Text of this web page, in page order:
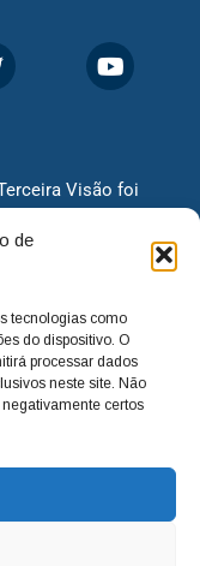
de
tecnologias como
do dispositivo. O
processar dados
neste site. Não
certos
Visão foi
só existiam
continua
Nunca
sempre
de melhorias
para casos
6225